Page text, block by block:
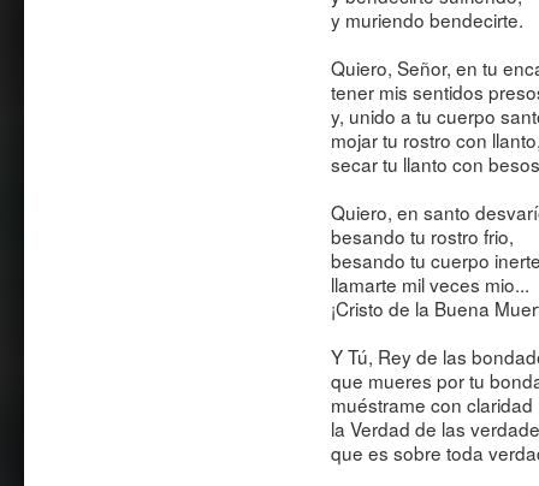
y muriendo bendecirte.
Quiero, Señor, en tu
tener mis sentidos
y, unido a tu cuerpo
mojar tu rostro con
secar tu llanto con
Quiero, en santo
besando tu rostro frio,
besando tu cuerpo
llamarte mil veces mio...
¡Cristo de la Buena
Y Tú, Rey de las
que mueres por tu
muéstrame con claridad
la Verdad de las
que es sobre toda